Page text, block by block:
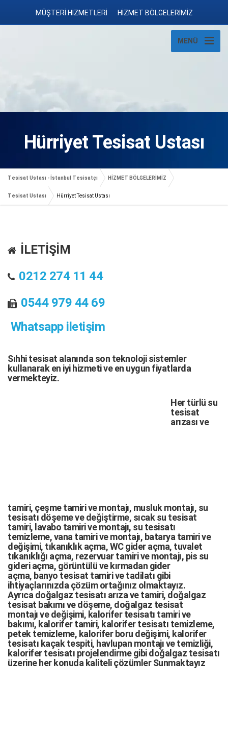
MÜŞTERİ HİZMETLERİ HİZMET BÖLGELERİMİZ
MENÜ
Hürriyet Tesisat Ustası
Tesisat Ustası - İstanbul Tesisatçı HİZMET BÖLGELERİMİZ
Tesisat Ustası Hürriyet Tesisat Ustası
İLETİŞİM
0212 274 11 44
0544 979 44 69
Whatsapp iletişim
Sıhhi tesisat alanında son teknoloji sistemler
kullanarak en iyi hizmeti ve en uygun fiyatlarda
vermekteyiz.
Her türlü su
tesisat
arızasıve
tamiri, çeşme tamirivemontajı, musluk montajı, su
tesisatı döşemeve değiştirme, sıcak su tesisat
tamiri, lavabo tamirivemontajı, su tesisatı
temizleme,vana tamirivemontajı, batarya tamirive
değişimi, tıkanıklık açma,WC gider açma, tuvalet
tıkanıklığı açma, rezervuar tamirive montajı, pis su
gideri açma, görüntülü ve kırmadan gider
açma, banyo tesisat tamirivetadilatı gibi
ihtiyaçlarınızda çözüm ortağınız olmaktayız.
Ayrıca doğalgaz tesisatı arızave tamiri, doğalgaz
tesisat bakımıve döşeme, doğalgaz tesisat
montajıve değişimi, kalorifer tesisatı tamiri ve
bakımı, kalorifer tamiri, kalorifer tesisatı temizleme,
petek temizleme, kalorifer boru değişimi, kalorifer
tesisatı kaçak tespiti, havlupan montajı ve temizliği,
kalorifer tesisatı projelendirme gibi d oğalgaz tesisatı
üzerine her konuda kaliteli çözümler Sunmaktayız